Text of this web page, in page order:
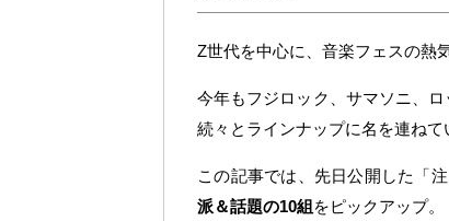
Z世代を中心に、音楽フェスの熱
今年もフジロック、サマソニ、
続々とラインナップに名を連ねて
この記事では、先日公開した「
派＆話題の10組をピックアップ。